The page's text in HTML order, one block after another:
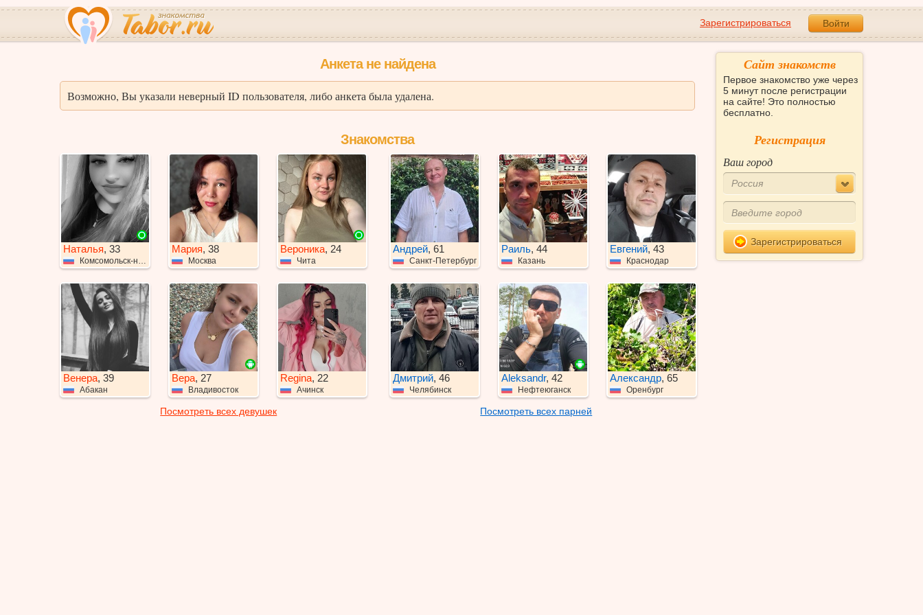
Зарегистрироваться Войти
Анкета не найдена
Возможно, Вы указали неверный ID пользователя, либо анкета была удалена.
Знакомства
Наталья, 33
Комсомольск-на-Амуре
Мария, 38
Москва
Вероника, 24
Чита
Венера, 39
Абакан
Вера, 27
Владивосток
Regina, 22
Ачинск
Посмотреть всех девушек
Андрей, 61
Санкт-Петербург
Раиль, 44
Казань
Евгений, 43
Краснодар
Дмитрий, 46
Челябинск
Aleksandr, 42
Нефтеюганск
Александр, 65
Оренбург
Посмотреть всех парней
Сайт знакомств
Первое знакомство уже через
5 минут после регистрации
на сайте! Это полностью
бесплатно.
Регистрация
Ваш город
Россия
Зарегистрироваться